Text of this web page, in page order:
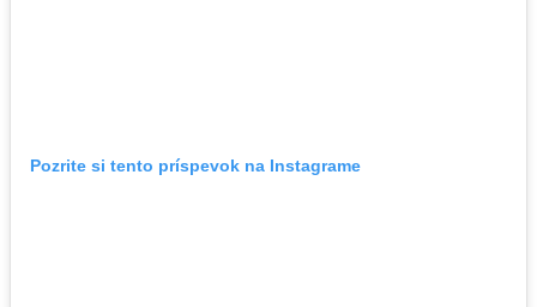
Pozrite si tento príspevok na Instagrame